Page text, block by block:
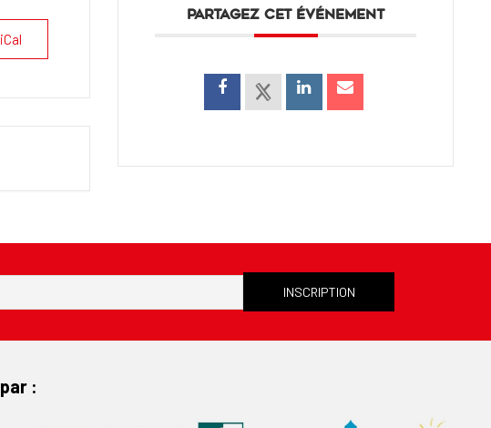
PARTAGEZ CET ÉVÉNEMENT
: